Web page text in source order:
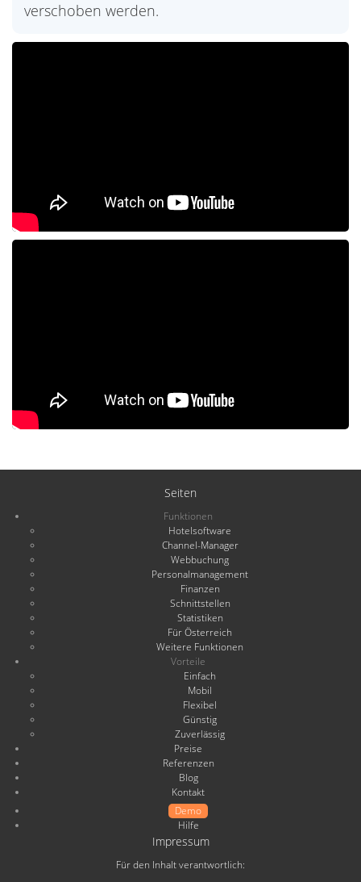
verschoben werden.
Seiten
Funktionen
Hotelsoftware
Channel-Manager
Webbuchung
Personalmanagement
Finanzen
Schnittstellen
Statistiken
Für Österreich
Weitere Funktionen
Vorteile
Einfach
Mobil
Flexibel
Günstig
Zuverlässig
Preise
Referenzen
Blog
Kontakt
Demo
Hilfe
Impressum
Für den Inhalt verantwortlich: